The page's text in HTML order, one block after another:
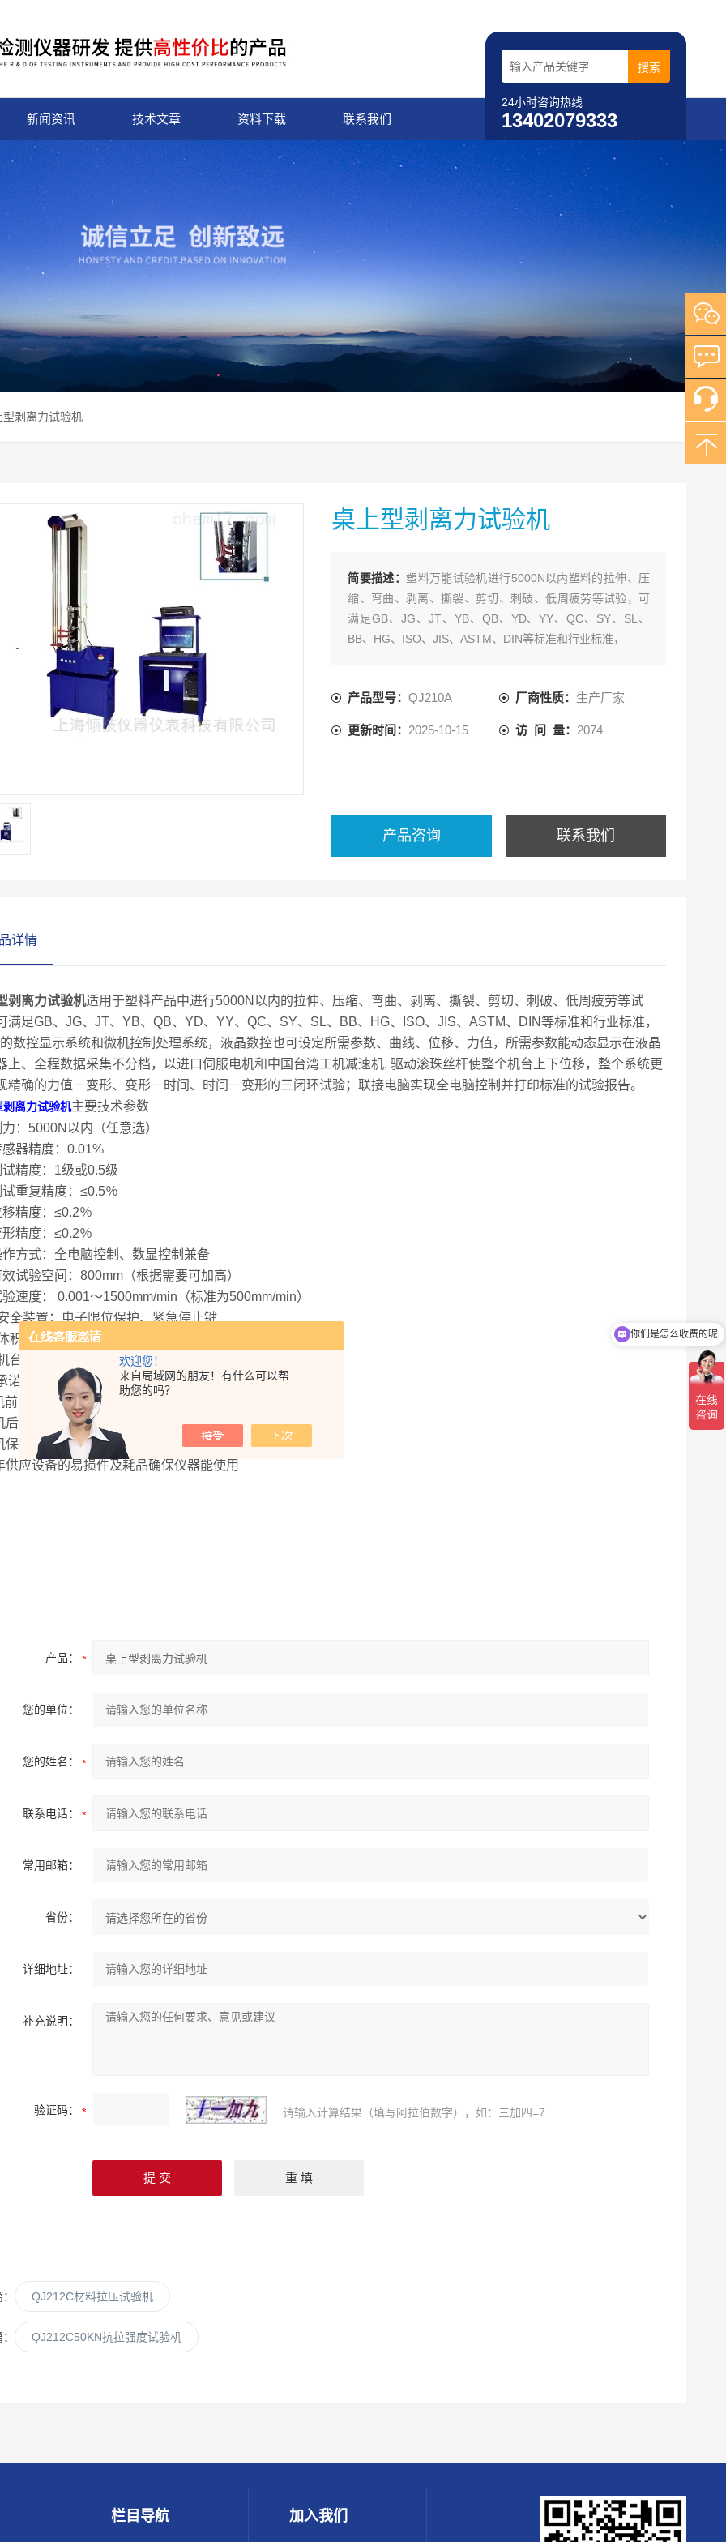
欢迎您！
来自局域网的朋友！有什么可以帮
助您的吗？
24小时咨询热线
13402079333
新闻资讯 技术文章 资料下载 联系我们
剥离力试验机
桌上型剥离力试验机
简要描述：塑料万能试验机进行5000N以内塑料的拉伸、压
缩、弯曲、剥离、撕裂、剪切、刺破、低周疲劳等试验，可
满足GB、JG、JT、YB、QB、YD、YY、QC、SY、SL、
BB、HG、ISO、JIS、ASTM、DIN等标准和行业标准，
产品型号：QJ210A 厂商性质： 生产厂家
更新时间： 2025-10-15 访 问 量： 2074
产品咨询 联系我们
详情
剥离力试验机适用于塑料产品中进行5000N以内的拉伸、压缩、弯曲、剥离、撕裂、剪切、刺破、低周疲劳等试
满足GB、JG、JT、YB、QB、YD、YY、QC、SY、SL、BB、HG、ISO、JIS、ASTM、DIN等标准和行业标准，
数控显示系统和微机控制处理系统，液晶数控也可设定所需参数、曲线、位移、力值，所需参数能动态显示在液晶
上、全程数据采集不分档，以进口伺服电机和中国台湾工机减速机, 驱动滚珠丝杆使整个机台上下位移，整个系统更
精确的力值－变形、变形－时间、时间－变形的三闭环试验；联接电脑实现全电脑控制并打印标准的试验报告。
剥离力试验机主要技术参数
：5000N以内（任意选）
器精度：0.01%
精度：1级或0.5级
重复精度：≤0.5％
精度：≤0.2％
精度：≤0.2％
方式：全电脑控制、数显控制兼备
试验空间：800mm（根据需要可加高）
速度： 0.001～1500mm/min（标准为500mm/min）
全装置：电子限位保护、紧急停止键
积（长×宽×高）：约590×355×1640mm
台重量：约85kg
诺：
前，我们专门派技术人员为您设计合适的流程和方案
后，将免费指派技术人员为您调试安装
保修一年，产品终身维护
供应设备的易损件及耗品确保仪器能使用
产品：
您的单位：
您的姓名：
联系电话：
常用邮箱：
省份：
详细地址：
补充说明：
验证码： 请输入计算结果（填写阿拉伯数字），如：三加四=7
QJ212C材料拉压试验机
QJ212C50KN抗拉强度试验机
栏目导航 加入我们
现在有优惠活动吗